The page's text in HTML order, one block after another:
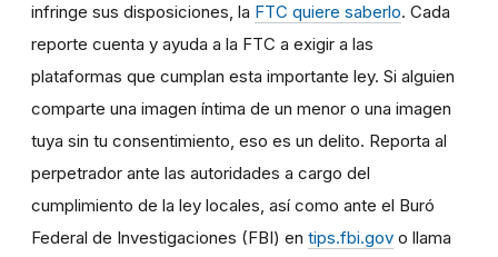
infringe sus disposiciones, la FTC quiere saberlo. Cada
reporte cuenta y ayuda a la FTC a exigir a las
plataformas que cumplan esta importante ley. Si alguien
comparte una imagen íntima de un menor o una imagen
tuya sin tu consentimiento, eso es un delito. Reporta al
perpetrador ante las autoridades a cargo del
cumplimiento de la ley locales, así como ante el Buró
Federal de Investigaciones (FBI) en tips.fbi.gov o llama